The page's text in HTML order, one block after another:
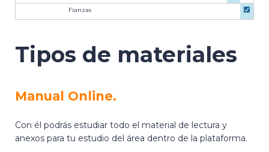
Fianzas
Tipos de materiales
Manual Online.
Con él podrás estudiar todo el material de lectura y
anexos para tu estudio del área dentro de la plataforma.